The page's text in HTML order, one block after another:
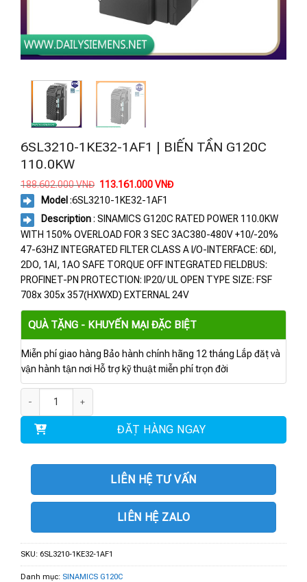
6SL3210-1KE32-1AF1 | BIẾN TẦN G120C
110.0KW
188.602.000VNĐ Giá
là:
188.602.000 VNĐ.
113.161.000VNĐGiá
là:
113.161.000 VNĐ.
Model :6SL3210-1KE32-1AF1
Description: SINAMICS G120C RATED POWER 110.0KW
WITH 150% OVERLOAD FOR 3 SEC 3AC380-480V +10/-20%
47-63HZ INTEGRATED FILTER CLASS A I/O-INTERFACE: 6DI,
2DO, 1AI, 1AO SAFE TORQUE OFF INTEGRATED FIELDBUS:
PROFINET-PN PROTECTION: IP20/ UL OPEN TYPE SIZE: FSF
708x 305x 357(HXWXD) EXTERNAL 24V
QUÀ TẶNG - KHUYẾN MẠI ĐẶC BIỆT
Miễn phí giao hàng Bảo hành chính hãng 12 tháng Lắp đặt và
vận hành tận nơi Hỗ trợ kỹ thuật miễn phí trọn đời
ĐẶT HÀNG NGAY
LIÊN HỆ TƯ VẤN
LIÊN HỆ ZALO
SKU: 6SL3210-1KE32-1AF1
Danh mục: SINAMICS G120C